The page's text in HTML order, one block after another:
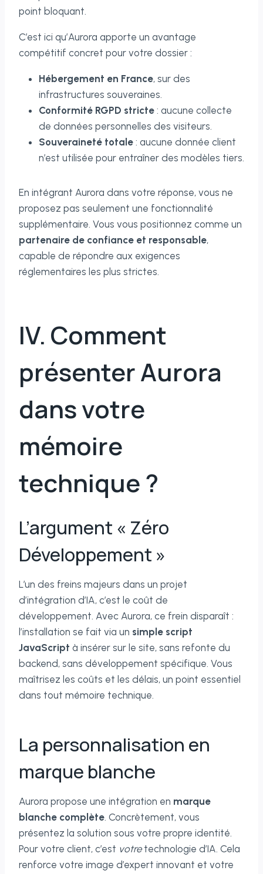
point bloquant.
C’est ici qu’Aurora apporte un avantage
compétitif concret pour votre dossier :
Hébergement en France, sur des
infrastructures souveraines.
Conformité RGPD stricte : aucune collecte
de données personnelles des visiteurs.
Souveraineté totale : aucune donnée client
n’est utilisée pour entraîner des modèles tiers.
En intégrant Aurora dans votre réponse, vous ne
proposez pas seulement une fonctionnalité
supplémentaire. Vous vous positionnez comme un
partenaire de confiance et responsable,
capable de répondre aux exigences
réglementaires les plus strictes.
IV. Comment
présenter Aurora
dans votre
mémoire
technique ?
L’argument « Zéro
Développement »
L’un des freins majeurs dans un projet
d’intégration d’IA, c’est le coût de
développement. Avec Aurora, ce frein disparaît :
l’installation se fait via un simple script
JavaScript à insérer sur le site, sans refonte du
backend, sans développement spécifique. Vous
maîtrisez les coûts et les délais, un point essentiel
dans tout mémoire technique.
La personnalisation en
marque blanche
Aurora propose une intégration en marque
blanche complète. Concrètement, vous
présentez la solution sous votre propre identité.
Pour votre client, c’est votretechnologie d’IA. Cela
renforce votre image d’expert innovant et votre